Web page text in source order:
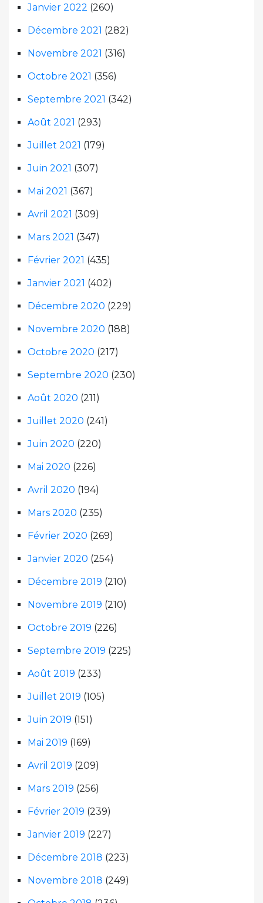
Janvier 2022 (260)
Décembre 2021 (282)
Novembre 2021 (316)
Octobre 2021 (356)
Septembre 2021 (342)
Août 2021 (293)
Juillet 2021 (179)
Juin 2021 (307)
Mai 2021 (367)
Avril 2021 (309)
Mars 2021 (347)
Février 2021 (435)
Janvier 2021 (402)
Décembre 2020 (229)
Novembre 2020 (188)
Octobre 2020 (217)
Septembre 2020 (230)
Août 2020 (211)
Juillet 2020 (241)
Juin 2020 (220)
Mai 2020 (226)
Avril 2020 (194)
Mars 2020 (235)
Février 2020 (269)
Janvier 2020 (254)
Décembre 2019 (210)
Novembre 2019 (210)
Octobre 2019 (226)
Septembre 2019 (225)
Août 2019 (233)
Juillet 2019 (105)
Juin 2019 (151)
Mai 2019 (169)
Avril 2019 (209)
Mars 2019 (256)
Février 2019 (239)
Janvier 2019 (227)
Décembre 2018 (223)
Novembre 2018 (249)